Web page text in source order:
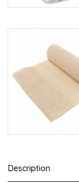
Description